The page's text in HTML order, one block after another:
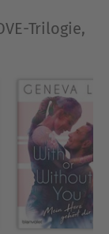
Trilogie,